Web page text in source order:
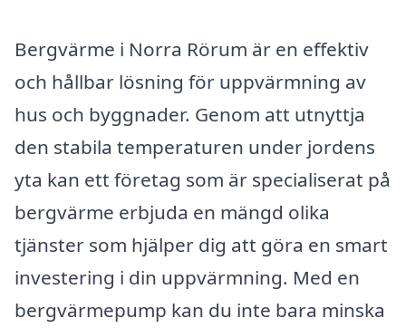
Bergvärme i Norra Rörum är en effektiv
och hållbar lösning för uppvärmning av
hus och byggnader. Genom att utnyttja
den stabila temperaturen under jordens
yta kan ett företag som är specialiserat på
bergvärme erbjuda en mängd olika
tjänster som hjälper dig att göra en smart
investering i din uppvärmning. Med en
bergvärmepump kan du inte bara minska